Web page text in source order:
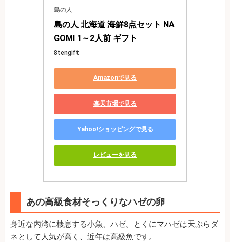
島の人
島の人 北海道 海鮮8点セット NA
GOMI 1～2人前 ギフト
8tengift
Amazonで見る
楽天市場で見る
Yahoo!ショッピングで見る
レビューを見る
あの高級食材そっくりなハゼの卵
身近な内湾に棲息する小魚、ハゼ。とくにマハゼは天ぷらダ
ネとして人気が高く、近年は高級魚です。